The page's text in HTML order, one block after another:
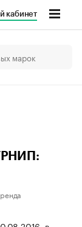
кабинет